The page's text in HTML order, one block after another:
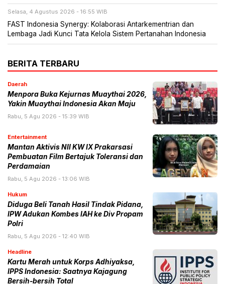
Selasa, 4 Agustus 2026 - 16:55 WIB
FAST Indonesia Synergy: Kolaborasi Antarkementrian dan
Lembaga Jadi Kunci Tata Kelola Sistem Pertanahan Indonesia
BERITA TERBARU
Daerah
Menpora Buka Kejurnas Muaythai 2026,
Yakin Muaythai Indonesia Akan Maju
Rabu, 5 Agu 2026 - 15:39 WIB
Entertainment
Mantan Aktivis NII KW IX Prakarsasi
Pembuatan Film Bertajuk Toleransi dan
Perdamaian
Rabu, 5 Agu 2026 - 13:06 WIB
Hukum
Diduga Beli Tanah Hasil Tindak Pidana,
IPW Adukan Kombes IAH ke Div Propam
Polri
Rabu, 5 Agu 2026 - 12:40 WIB
Headline
Kartu Merah untuk Korps Adhiyaksa,
IPPS Indonesia: Saatnya Kajagung
Bersih-bersih Total